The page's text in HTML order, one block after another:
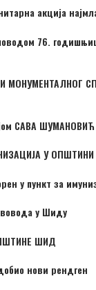
акција
76.
МОНУМЕНТАЛНОГ
САВА ШУМАНОВИЋ
У
у пункт за
у Шиду
ШИД
нови рендген